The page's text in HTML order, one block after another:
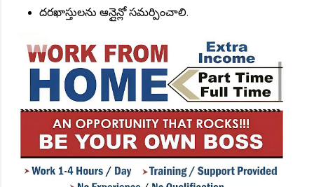
దరఖాస్తులను ఆన్లైన్లో సమర్పించాలి.